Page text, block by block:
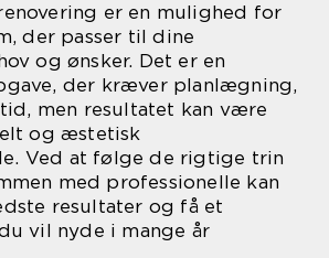
er en mulighed for
der passer til dine
og ønsker. Det er en
der kræver planlægning,
men resultatet kan være
og æstetisk
Ved at følge de rigtige trin
med professionelle kan
resultater og få et
vil nyde i mange år